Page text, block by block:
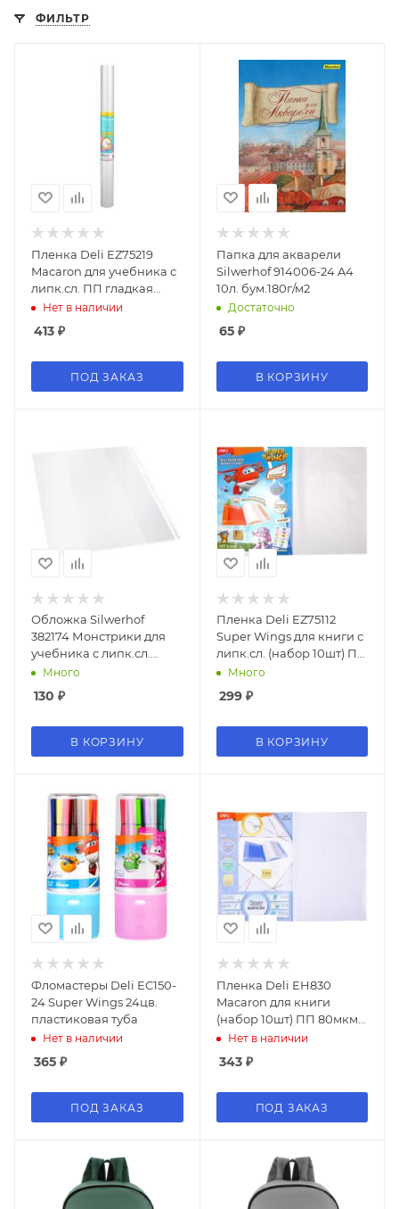
ФИЛЬТР
Пленка Deli EZ75219
Macaron для учебника с
липк.сл. ПП гладкая
прозр. 450мм x 4.5м
Нет в наличии
413 ₽
ПОД ЗАКАЗ
Папка для акварели
Silwerhof 914006-24 A4
10л. бум.180г/м2
Достаточно
65₽
В КОРЗИНУ
Обложка Silwerhof
382174 Монстрики для
учебника с липк.сл.
(набор 10шт) ПП 70мкм
250х380мм
Много
130 ₽
В КОРЗИНУ
Пленка Deli EZ75112
Super Wings для книги с
липк.сл. (набор 10шт) ПП
гладкая прозр.
Много
299₽
В КОРЗИНУ
Фломастеры Deli EC150-
24 Super Wings 24цв.
пластиковая туба
Нет в наличии
365 ₽
ПОД ЗАКАЗ
Пленка Deli EH830
Macaron для книги
(набор 10шт) ПП 80мкм
гладкая прозр.
Нет в наличии
343₽
ПОД ЗАКАЗ